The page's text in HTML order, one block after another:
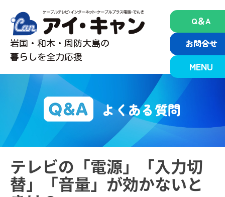
content
岩国・和木・周防大島の
暮らしを全力応援
Q＆A
お問合せ
MENU
よくある質問
テレビの「電源」「入力切
替」「音量」が効かないと